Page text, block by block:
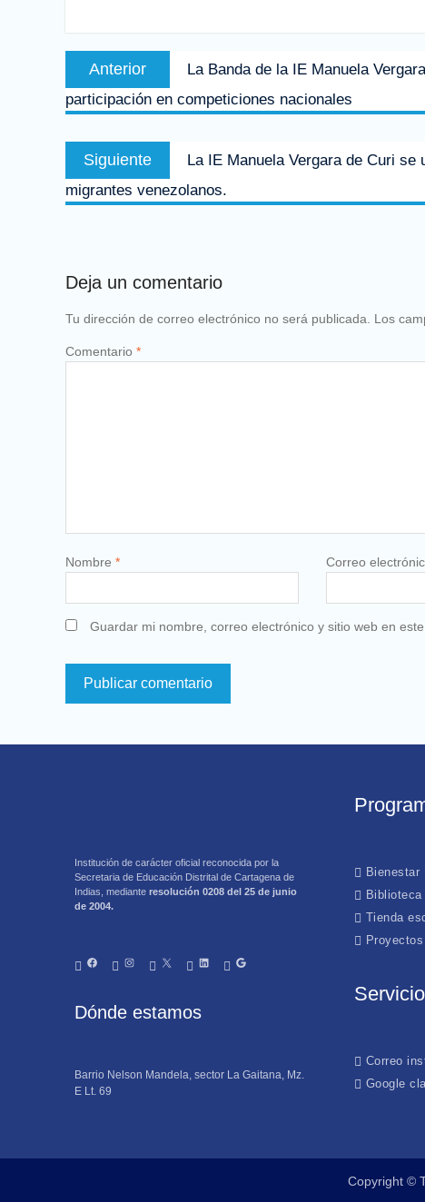
Navegación
entradas
Anterior
anterior:
La Banda de la IE Manuela
participación en competiciones nacionales
Siguiente
siguiente:
La IE Manuela Vergara de Curi
migrantes venezolanos.
Deja un comentario
Tu dirección de correo electrónico no será publicada. Los
Comentario *
Nombre * Correo
Guardar mi nombre, correo electrónico y sitio web en
Institución de carácter oficial reconocida por la
Secretaria de Educación Distrital de Cartagena de
Indias, mediante resolución 0208 del 25 de junio
de 2004.
Facebookhttps://www.instagram.com/iemanuelavergara
X https://www.linkedin.com/company/institución-educativa-manuela-vergara-de-curi/ Google
Dónde estamos
Barrio Nelson Mandela, sector La Gaitana, Mz.
E Lt. 69
Bienestar
Biblioteca
Tienda
Proyectos
Correo
Google
Copyright ©